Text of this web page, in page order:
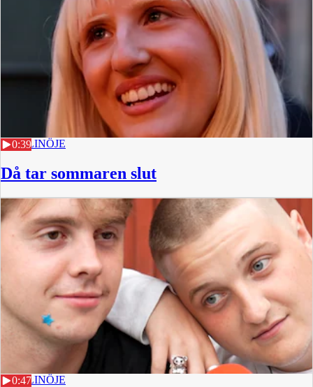
0:39
29 JULINÖJE
Då tar sommaren slut
0:47
29 JULINÖJE